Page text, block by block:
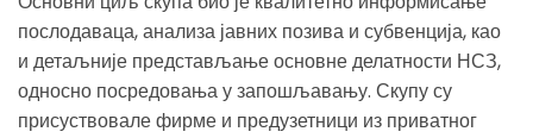
послодаваца, анализа јавних позива и субвенција, као
и детаљније представљање основне делатности НСЗ,
односно посредовања у запошљавању. Скупу су
присуствовале фирме и предузетници из приватног